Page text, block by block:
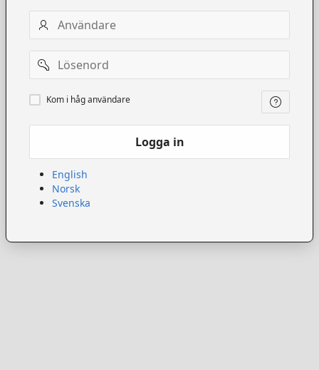
Användarnamn
Lösenord
Kom
ihåg
Kom i håg användare
Logga in
English
Norsk
Svenska